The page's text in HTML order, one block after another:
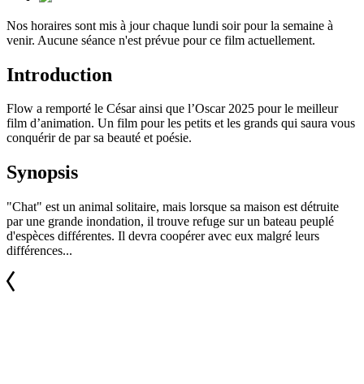
Nos horaires sont mis à jour chaque lundi soir pour la semaine à
venir. Aucune séance n'est prévue pour ce film actuellement.
Introduction
Flow a remporté le César ainsi que l’Oscar 2025 pour le meilleur
film d’animation. Un film pour les petits et les grands qui saura vous
conquérir de par sa beauté et poésie.
Synopsis
"Chat" est un animal solitaire, mais lorsque sa maison est détruite
par une grande inondation, il trouve refuge sur un bateau peuplé
d'espèces différentes. Il devra coopérer avec eux malgré leurs
différences...